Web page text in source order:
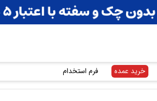
خرید عمده فرم استخدام